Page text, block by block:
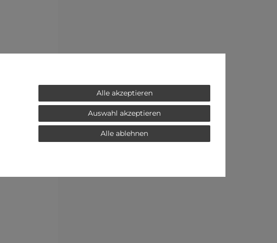
Alle akzeptieren
Auswahl akzeptieren
Alle ablehnen